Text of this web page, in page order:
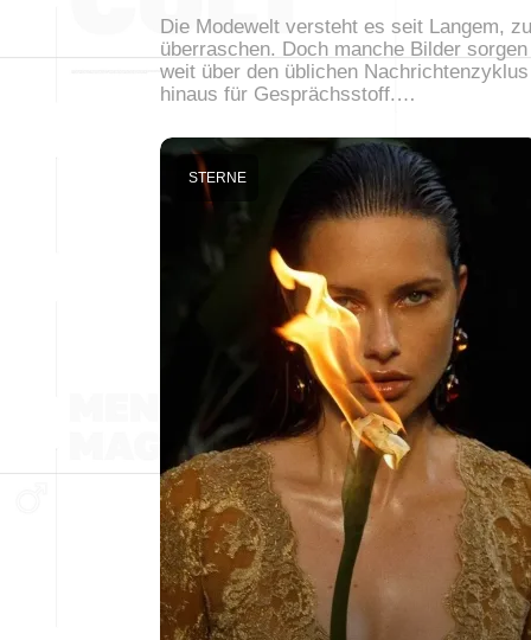
Die Modewelt versteht es seit Langem, zu
überraschen. Doch manche Bilder sorgen
weit über den üblichen Nachrichtenzyklus
hinaus für Gesprächsstoff.…
STERNE